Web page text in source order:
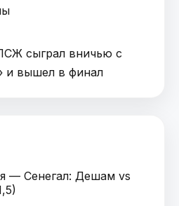
сыграл вничью с
и вышел в финал
— Сенегал: Дешам vs